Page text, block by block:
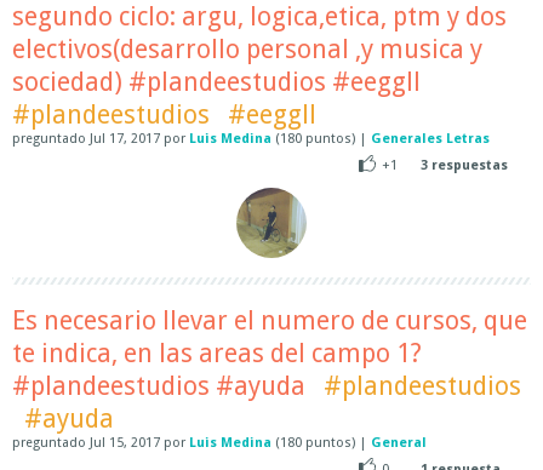
segundo ciclo: argu, logica,etica, ptm y dos
electivos(desarrollo personal ,y musica y
sociedad) #plandeestudios #eeggll
#plandeestudios
#eeggll
preguntado Jul 17, 2017 por Luis Medina (180 puntos) | Generales Letras
+1
3 respuestas
Es necesario llevar el numero de cursos, que
te indica, en las areas del campo 1?
#plandeestudios #ayuda
#plandeestudios
#ayuda
preguntado Jul 15, 2017 por Luis Medina (180 puntos) | General